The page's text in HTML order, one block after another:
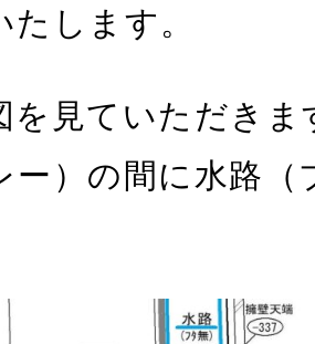
たします。
見ていただきま
ー）の間に水路